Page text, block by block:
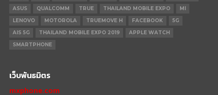
ASUS
QUALCOMM TRUE THAILAND MOBILE EXPO
MI
LENOVO
MOTOROLA TRUEMOVE H FACEBOOK
5G
AIS 5G
THAILAND MOBILE EXPO 2019
APPLE WATCH
SMARTPHONE
เว็บพันธมิตร
mxphone.com